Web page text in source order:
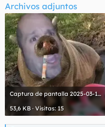
Archivos adjuntos
Captura de pantalla 2025-03-15 a las 1.00.50.webp
53,6 KB · Visitas: 15